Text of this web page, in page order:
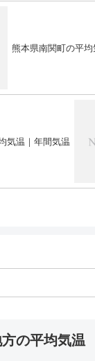
熊本県南関町の平
気温｜年間気温
の平均気温